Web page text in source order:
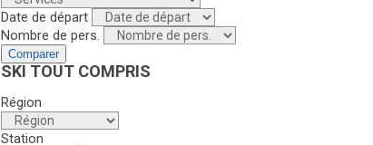
Date de départ
Nombre de pers.
Comparer
SKI TOUT COMPRIS
Région
Station